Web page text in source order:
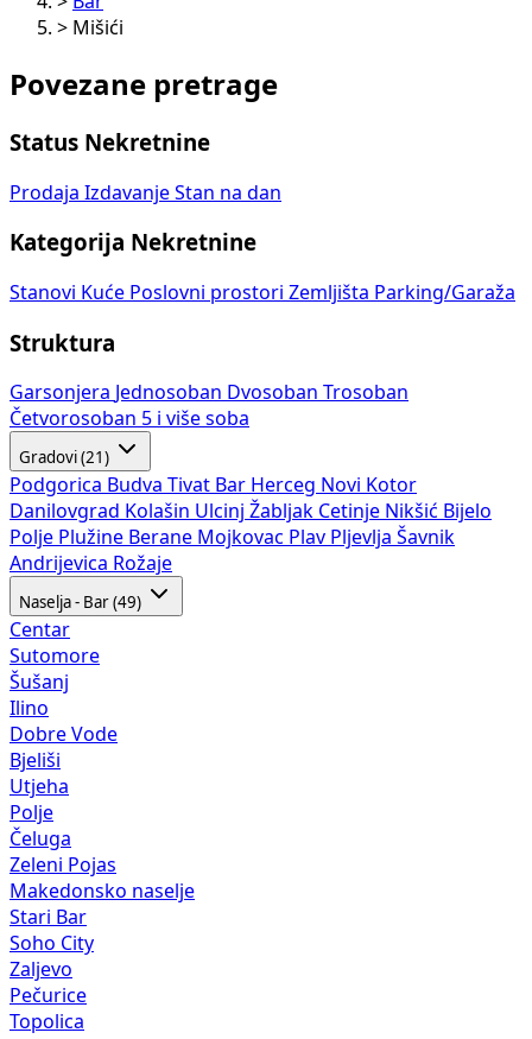
> Mišići
Povezane pretrage
Status Nekretnine
Prodaja Izdavanje Stan na dan
Kategorija Nekretnine
Stanovi Kuće Poslovni prostori Zemljišta Parking/Garaža
Struktura
Garsonjera Jednosoban Dvosoban Trosoban
Četvorosoban 5 i više soba
Gradovi (21)
Podgorica Budva Tivat Bar Herceg Novi Kotor
Danilovgrad Kolašin Ulcinj Žabljak Cetinje Nikšić Bijelo
Polje Plužine Berane Mojkovac Plav Pljevlja Šavnik
Andrijevica Rožaje
Naselja - Bar (49)
Centar
Sutomore
Šušanj
Ilino
Dobre Vode
Bjeliši
Utjeha
Polje
Čeluga
Zeleni Pojas
Makedonsko naselje
Stari Bar
Soho City
Zaljevo
Pečurice
Topolica